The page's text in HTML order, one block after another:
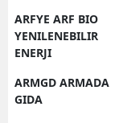
ARFYE ARF BIO
YENILENEBILIR
ENERJI
ARMGD ARMADA
GIDA